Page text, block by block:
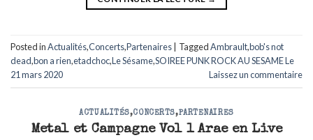
Posted inActualités,Concerts,Partenaires TaggedAmbrault,bob's not
dead,bon a rien,etadchoc,Le Sésame,SOIREE PUNK ROCK AU SESAME Le
21 mars 2020
Laissez un commentaire
ACTUALITÉS,CONCERTS,PARTENAIRES
Metal et Campagne Vol 1 Arae en Live